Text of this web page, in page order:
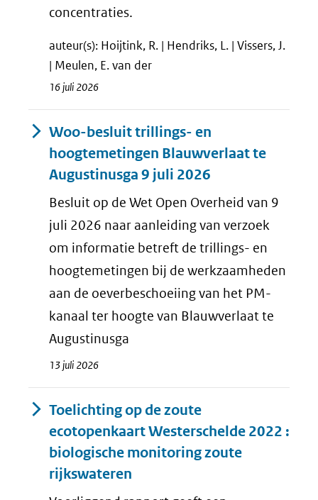
concentraties.
auteur(s): Hoijtink, R. | Hendriks, L. | Vissers, J.
| Meulen, E. van der
16 juli 2026
Woo-besluit trillings- en
hoogtemetingen Blauwverlaat te
Augustinusga 9 juli 2026
Besluit op de Wet Open Overheid van 9
juli 2026 naar aanleiding van verzoek
om informatie betreft de trillings- en
hoogtemetingen bij de werkzaamheden
aan de oeverbeschoeiing van het PM-
kanaal ter hoogte van Blauwverlaat te
Augustinusga
13 juli 2026
Toelichting op de zoute
ecotopenkaart Westerschelde 2022 :
biologische monitoring zoute
rijkswateren